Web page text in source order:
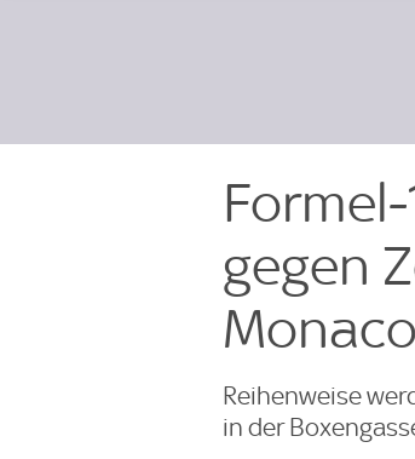
gegen
Reihenweise
in der